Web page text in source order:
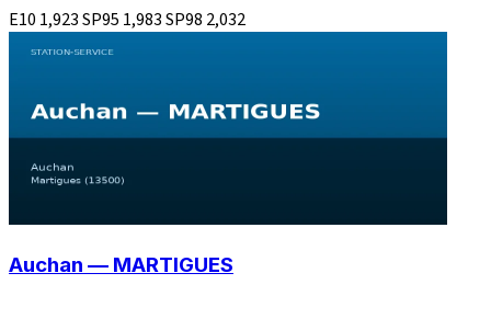
E10 1,923SP95 1,983SP98 2,032
Auchan — MARTIGUES